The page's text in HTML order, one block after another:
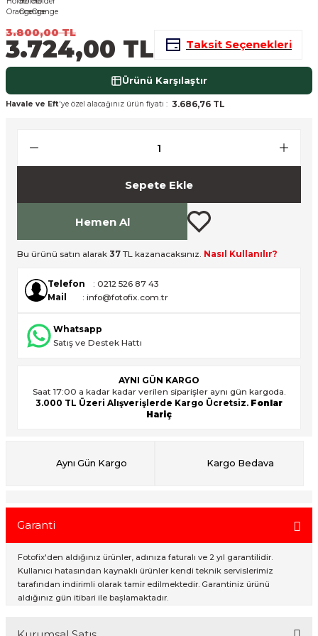
Cihazları
Işık Setleri
3.800,00 TL
3.724,00 TL Taksit Seçenekleri
Ürünü Karşılaştır
Havale ve Eft'ye özel alacağınız ürün fiyatı : 3.686,76 TL
Sepete Ekle
Hemen Al
Bu ürünü satın alarak 37 TL kazanacaksınız. Nasıl Kullanılır?
Telefon
: 0212 526 87 43
Mail
: info@fotofix.com.tr
Whatsapp
Satış ve Destek Hattı
AYNI GÜN KARGO
Saat 17:00 a kadar kadar verilen siparişler aynı gün kargoda.
3.000 TL Üzeri Alışverişlerde Kargo Ücretsiz. Fonlar
Hariç
Aynı Gün Kargo Kargo Bedava
Garanti
Fotofix'den aldığınız ürünler, adınıza faturalı ve 2 yıl garantilidir.
Kullanıcı hatasından kaynaklı ürünler kendi teknik servislerimiz
tarafından indirimli olarak tamir edilmektedir. Garantiniz ürünü
aldığınız gün itibari ile başlamaktadır.